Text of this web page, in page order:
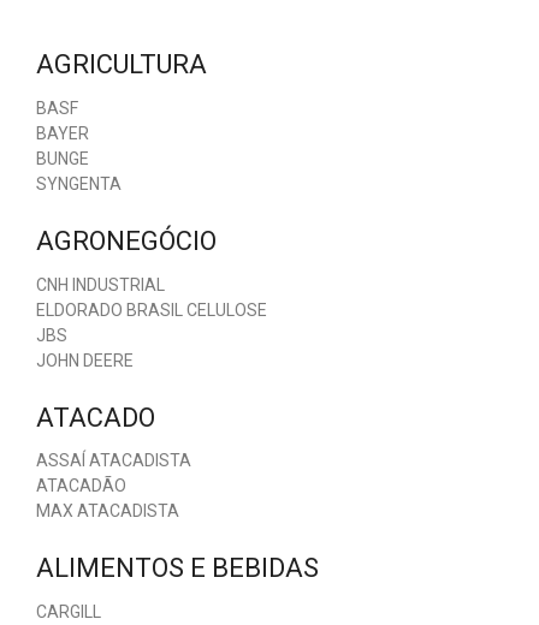
AGRICULTURA
BASF
BAYER
BUNGE
SYNGENTA
AGRONEGÓCIO
CNH INDUSTRIAL
ELDORADO BRASIL CELULOSE
JBS
JOHN DEERE
ATACADO
ASSAÍ ATACADISTA
ATACADÃO
MAX ATACADISTA
ALIMENTOS E BEBIDAS
CARGILL